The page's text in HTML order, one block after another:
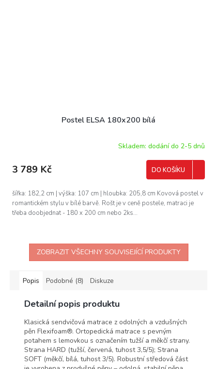
Postel ELSA 180x200 bílá
Skladem: dodání do 2-5 dnů
3 789 Kč DO KOŠÍKU
šířka: 182,2 cm | výška: 107 cm | hloubka: 205,8 cm Kovová postel v
romantickém stylu v bílé barvě. Rošt je v ceně postele, matraci je
třeba doobjednat - 180 x 200 cm nebo 2ks...
ZOBRAZIT VŠECHNY SOUVISEJÍCÍ PRODUKTY
Popis Podobné (8) Diskuze
Detailní popis produktu
Klasická sendvičová matrace z odolných a vzdušných
pěn Flexifoam®. Ortopedická matrace s pevným
potahem s lemovkou s označením tužší a měkčí strany.
Strana HARD (tužší, červená, tuhost 3,5/5); Strana
SOFT (měkčí, bílá, tuhost 3/5). Robustní středová část